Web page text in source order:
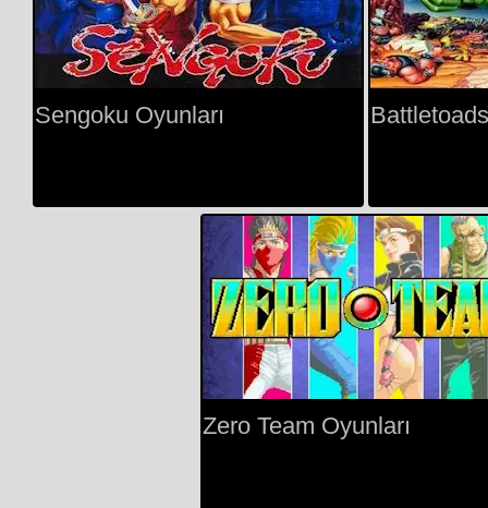
Sengoku Oyunları
Zero Team Oyunları